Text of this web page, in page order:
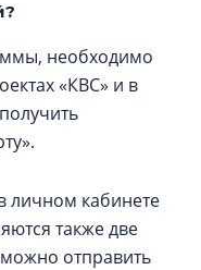
необходимо
«КВС» и в
личном кабинете
также две
отправить